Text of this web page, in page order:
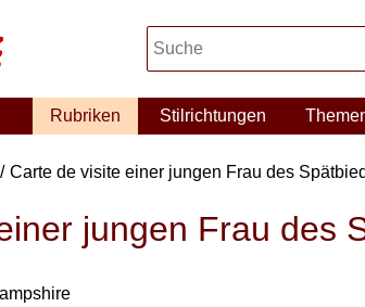
Rubriken Stilrichtungen
Carte de visite einer jungen Frau des
jungen Frau des